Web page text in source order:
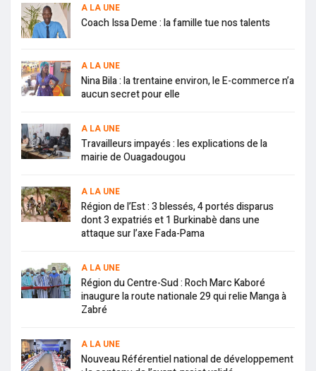
A LA UNE
Coach Issa Deme : la famille tue nos talents
A LA UNE
Nina Bila : la trentaine environ, le E-commerce n’a
aucun secret pour elle
A LA UNE
Travailleurs impayés : les explications de la
mairie de Ouagadougou
A LA UNE
Région de l’Est : 3 blessés, 4 portés disparus
dont 3 expatriés et 1 Burkinabè dans une
attaque sur l’axe Fada-Pama
A LA UNE
Région du Centre-Sud : Roch Marc Kaboré
inaugure la route nationale 29 qui relie Manga à
Zabré
A LA UNE
Nouveau Référentiel national de développement